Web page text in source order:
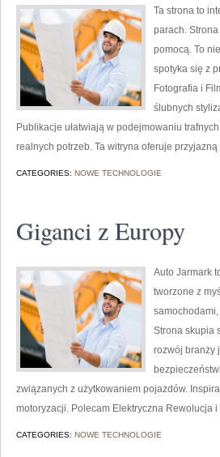
Ta strona to
parach.
pomocą. To
spotyka się z
Fotografia i
ślubnych
Publikacje ułatwiają w podejmowaniu
realnych potrzeb. Ta witryna oferuje
CATEGORIES: NOWE TECHNOLOGIE
Giganci z Europy
Auto Jarmark
tworzone z
Strona skupia
rozwój branży
związanych z użytkowaniem pojazdów.
motoryzacji. Polecam Elektryczna Rewolucja
CATEGORIES: NOWE TECHNOLOGIE